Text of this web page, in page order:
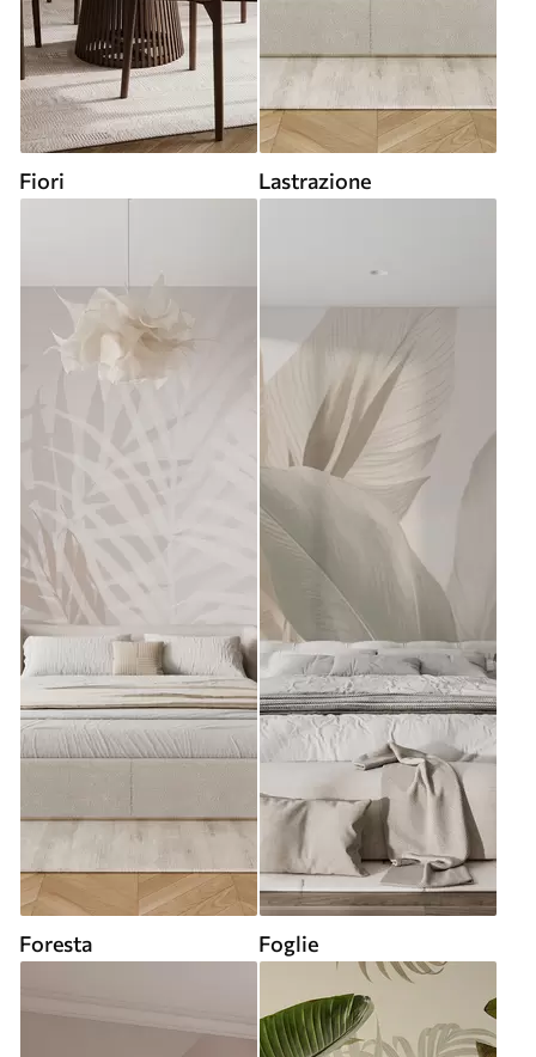
Fiori Lastrazione
Foresta Foglie